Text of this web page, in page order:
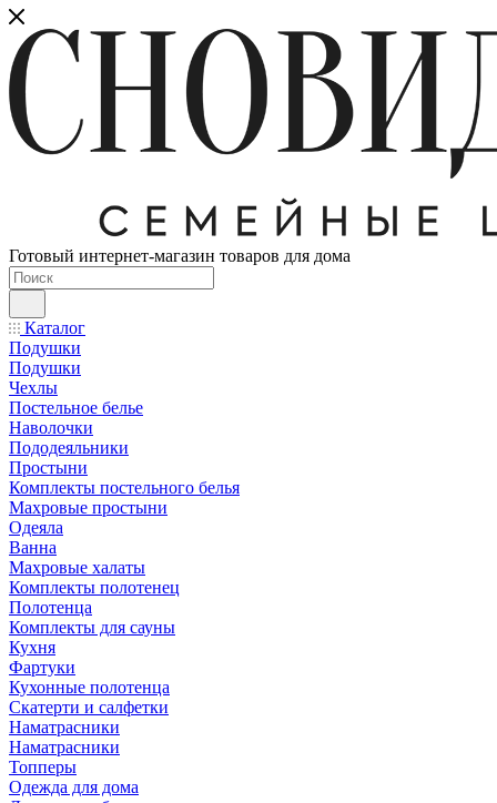
Готовый интернет-магазин товаров для дома
Каталог
Подушки
Подушки
Чехлы
Постельное белье
Наволочки
Пододеяльники
Простыни
Комплекты постельного белья
Махровые простыни
Одеяла
Ванна
Махровые халаты
Комплекты полотенец
Полотенца
Комплекты для сауны
Кухня
Фартуки
Кухонные полотенца
Скатерти и салфетки
Наматрасники
Наматрасники
Топперы
Одежда для дома